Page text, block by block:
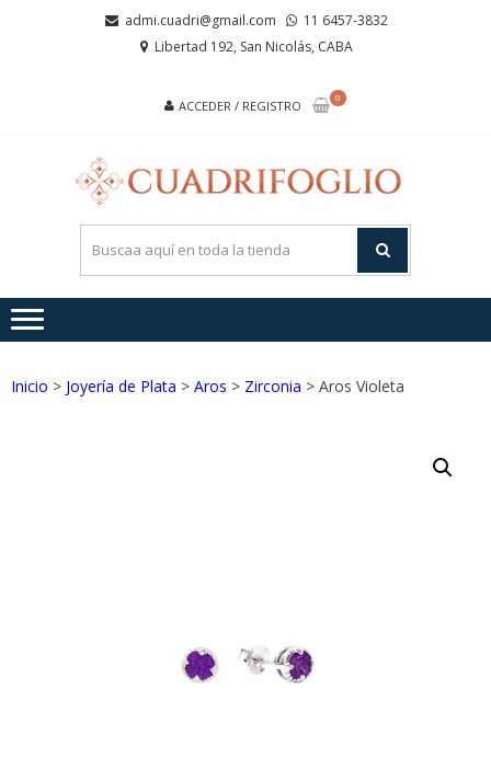
admi.cuadri@gmail.com
11 6457-3832
Libertad 192, San Nicolás, CABA
ACCEDER / REGISTRO
0
Inicio > Joyería de Plata > Aros > Zirconia > Aros Violeta